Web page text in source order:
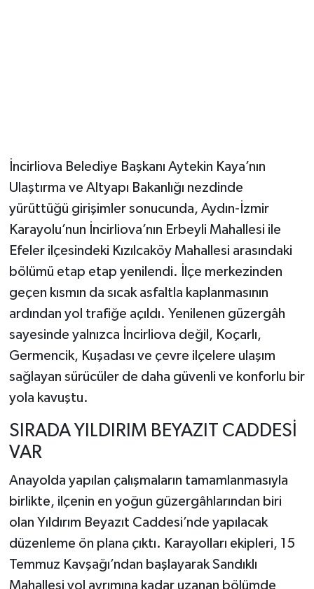
İncirliova Belediye Başkanı Aytekin Kaya’nın
Ulaştırma ve Altyapı Bakanlığı nezdinde
yürüttüğü girişimler sonucunda, Aydın-İzmir
Karayolu’nun İncirliova’nın Erbeyli Mahallesi ile
Efeler ilçesindeki Kızılcaköy Mahallesi arasındaki
bölümü etap etap yenilendi. İlçe merkezinden
geçen kısmın da sıcak asfaltla kaplanmasının
ardından yol trafiğe açıldı. Yenilenen güzergâh
sayesinde yalnızca İncirliova değil, Koçarlı,
Germencik, Kuşadası ve çevre ilçelere ulaşım
sağlayan sürücüler de daha güvenli ve konforlu bir
yola kavuştu.
SIRADA YILDIRIM BEYAZIT CADDESİ
VAR
Anayolda yapılan çalışmaların tamamlanmasıyla
birlikte, ilçenin en yoğun güzergâhlarından biri
olan Yıldırım Beyazıt Caddesi’nde yapılacak
düzenleme ön plana çıktı. Karayolları ekipleri, 15
Temmuz Kavşağı’ndan başlayarak Sandıklı
Mahallesi yol ayrımına kadar uzanan bölümde